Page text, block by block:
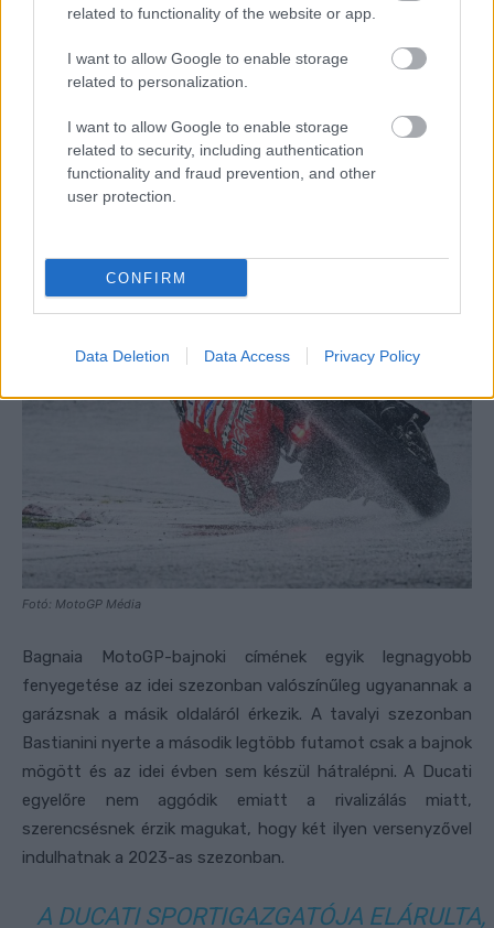
related to functionality of the website or app.
I want to allow Google to enable storage
related to personalization.
I want to allow Google to enable storage
related to security, including authentication
functionality and fraud prevention, and other
user protection.
CONFIRM
Data Deletion Data Access Privacy Policy